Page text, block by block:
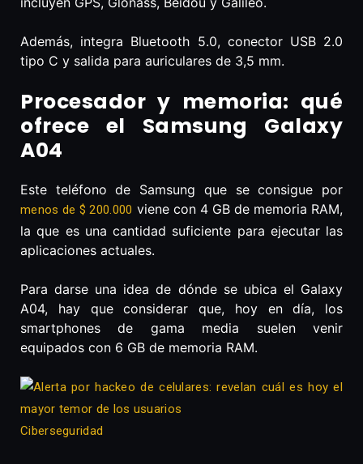
Además, integra Bluetooth 5.0, conector USB 2.0
tipo C y salida para auriculares de 3,5 mm.
Procesador y memoria: qué
ofrece el Samsung Galaxy
A04
Este teléfono de Samsung que se consigue por
menos de $ 200.000 viene con 4 GB de memoria RAM,
la que es una cantidad suficiente para ejecutar las
aplicaciones actuales.
Para darse una idea de dónde se ubica el Galaxy
A04, hay que considerar que, hoy en día, los
smartphones de gama media suelen venir
equipados con 6 GB de memoria RAM.
Ciberseguridad